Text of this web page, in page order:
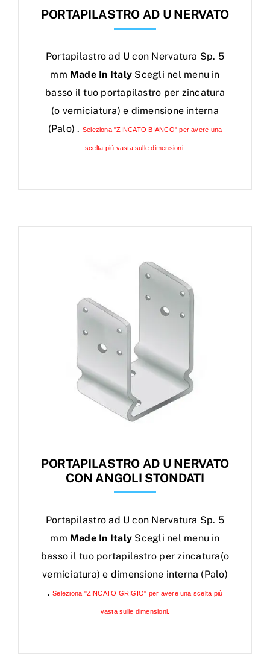
PORTAPILASTRO AD U NERVATO
Portapilastro ad U con Nervatura Sp. 5
mm Made In Italy Scegli nel menu in
basso il tuo portapilastro per zincatura
(o verniciatura) e dimensione interna
(Palo) . Seleziona "ZINCATO BIANCO" per avere una
scelta più vasta sulle dimensioni.
PORTAPILASTRO AD U NERVATO
CON ANGOLI STONDATI
Portapilastro ad U con Nervatura Sp. 5
mm Made In Italy Scegli nel menu in
basso il tuo portapilastro per zincatura(o
verniciatura) e dimensione interna (Palo)
.Seleziona "ZINCATO GRIGIO" per avere una scelta più
vasta sulle dimensioni.